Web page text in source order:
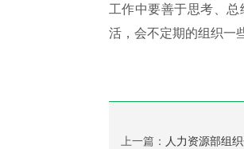
工作中要善于思考、
活，会不定期的组织一
上一篇： 人力资源部组